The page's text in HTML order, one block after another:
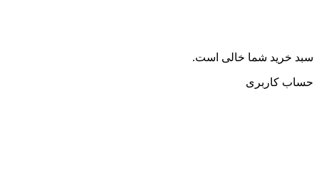
سبد خرید شما خالی است.
حساب کاربری